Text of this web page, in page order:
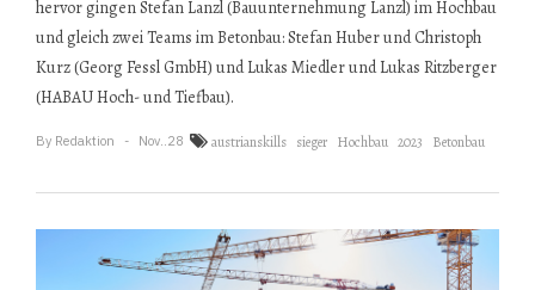
hervor gingen Stefan Lanzl (Bauunternehmung Lanzl) im Hochbau
und gleich zwei Teams im Betonbau: Stefan Huber und Christoph
Kurz (Georg Fessl GmbH) und Lukas Miedler und Lukas Ritzberger
(HABAU Hoch- und Tiefbau).
By Redaktion Nov..28 austrianskills sieger Hochbau 2023 Betonbau